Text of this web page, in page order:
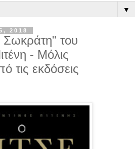
▼
2018
Σωκράτη" του
- Μόλις
τις εκδόσεις